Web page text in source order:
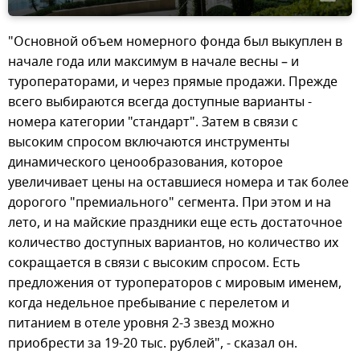
"Основной объем номерного фонда был выкуплен в
начале года или максимум в начале весны – и
туроператорами, и через прямые продажи. Прежде
всего выбираются всегда доступные варианты -
номера категории "стандарт". Затем в связи с
высоким спросом включаются инструменты
динамического ценообразования, которое
увеличивает цены на оставшиеся номера и так более
дорогого "премиального" сегмента. При этом и на
лето, и на майские праздники еще есть достаточное
количество доступных вариантов, но количество их
сокращается в связи с высоким спросом. Есть
предложения от туроператоров с мировым именем,
когда недельное пребывание с перелетом и
питанием в отеле уровня 2-3 звезд можно
приобрести за 19-20 тыс. рублей", - сказал он.